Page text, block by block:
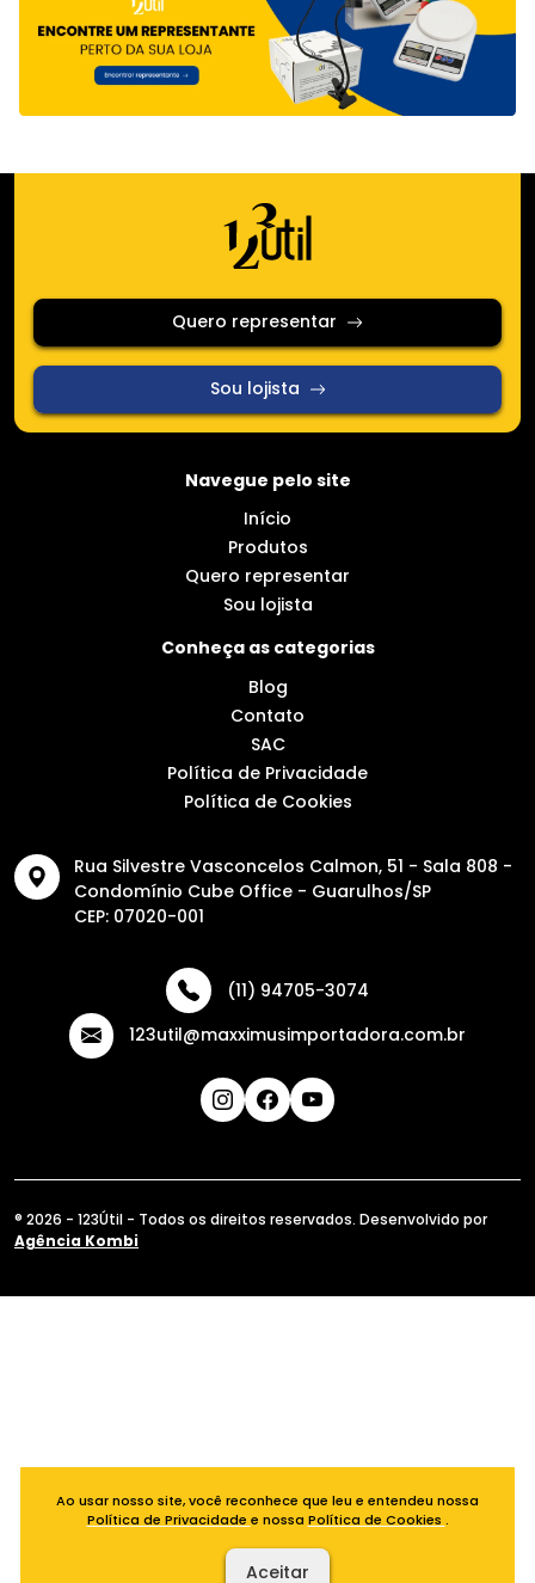
Quero representar
Sou lojista
Navegue pelo site
Início
Produtos
Quero representar
Sou lojista
Conheça as categorias
Blog
Contato
SAC
Política de Privacidade
Política de Cookies
Rua Silvestre Vasconcelos Calmon, 51 - Sala 808 -
Condomínio Cube Office - Guarulhos/SP
CEP: 07020-001
(11) 94705-3074
123util@maxximusimportadora.com.br
® 2026 - 123Útil - Todos os direitos reservados. Desenvolvido por
Agência Kombi
Ao usar nosso site, você reconhece que leu e entendeu nossa
Política de Privacidade e nossa Política de Cookies .
Aceitar